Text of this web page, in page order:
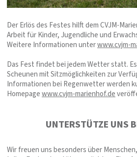
Der Erlös des Festes hilft dem CVJM-
Arbeit für Kinder, Jugendliche und
Weitere Informationen unterwww.cvjm-
Das Fest findet bei jedem Wetter statt.
Scheunen mit Sitzmöglichkeiten zur
Informationen bei Regenwetter werden
Homepagewww.cvjm-marienhof.de
UNTERSTÜTZE UNS
Wir freuen uns besonders über